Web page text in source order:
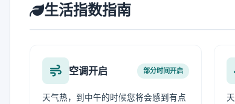
生活指数指南
空调开启 部分时间开启
天气热，到中午的时候您将会感到有点